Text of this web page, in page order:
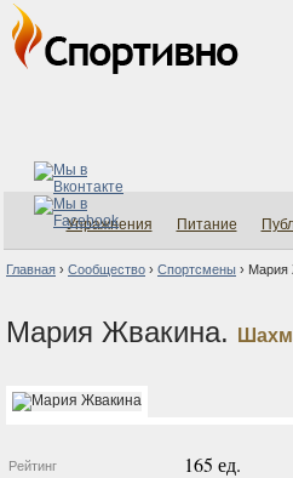
Упражнения Питание
Главная › Сообщество › Спортсмены › Мария
Мария Жвакина.
Рейтинг 165 ед.